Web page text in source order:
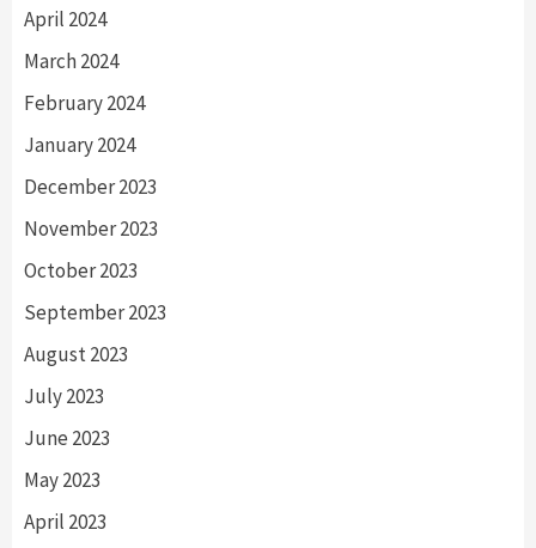
April 2024
March 2024
February 2024
January 2024
December 2023
November 2023
October 2023
September 2023
August 2023
July 2023
June 2023
May 2023
April 2023